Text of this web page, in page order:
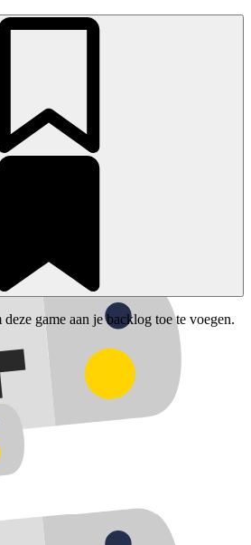
game aan je backlog toe te voegen.